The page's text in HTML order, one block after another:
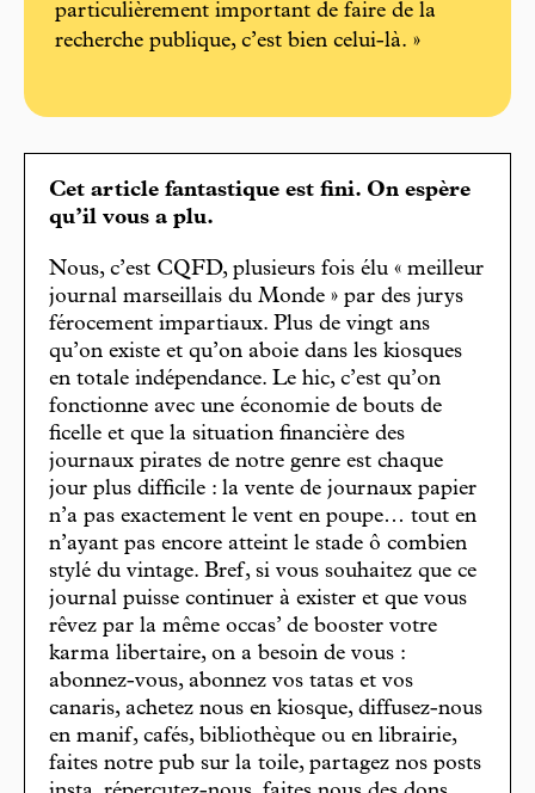
particulièrement important de faire de la
recherche publique, c’est bien celui-là. »
Cet article fantastique est fini. On espère
qu’il vous a plu.
Nous, c’est CQFD, plusieurs fois élu « meilleur
journal marseillais du Monde » par des jurys
férocement impartiaux. Plus de vingt ans
qu’on existe et qu’on aboie dans les kiosques
en totale indépendance. Le hic, c’est qu’on
fonctionne avec une économie de bouts de
ficelle et que la situation financière des
journaux pirates de notre genre est chaque
jour plus difficile : la vente de journaux papier
n’a pas exactement le vent en poupe… tout en
n’ayant pas encore atteint le stade ô combien
stylé du vintage. Bref, si vous souhaitez que ce
journal puisse continuer à exister et que vous
rêvez par la même occas’ de booster votre
karma libertaire, on a besoin de vous :
abonnez-vous, abonnez vos tatas et vos
canaris, achetez nous en kiosque, diffusez-nous
en manif, cafés, bibliothèque ou en librairie,
faites notre pub sur la toile, partagez nos posts